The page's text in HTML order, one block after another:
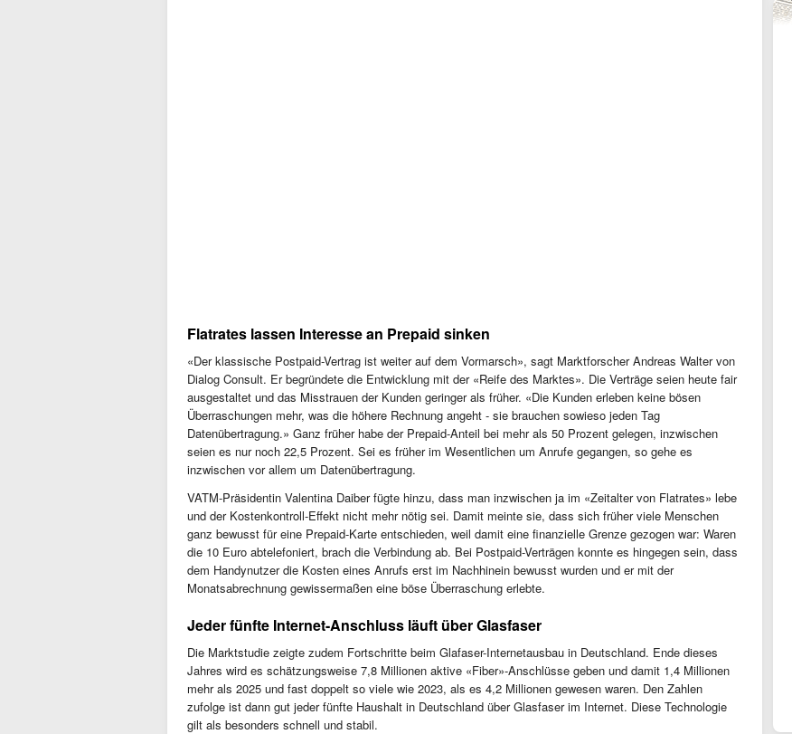
Flatrates lassen Interesse an Prepaid sinken
«Der klassische Postpaid-Vertrag ist weiter auf dem Vormarsch», sagt Marktforscher Andreas Walter von
Dialog Consult. Er begründete die Entwicklung mit der «Reife des Marktes». Die Verträge seien heute fair
ausgestaltet und das Misstrauen der Kunden geringer als früher. «Die Kunden erleben keine bösen
Überraschungen mehr, was die höhere Rechnung angeht - sie brauchen sowieso jeden Tag
Datenübertragung.» Ganz früher habe der Prepaid-Anteil bei mehr als 50 Prozent gelegen, inzwischen
seien es nur noch 22,5 Prozent. Sei es früher im Wesentlichen um Anrufe gegangen, so gehe es
inzwischen vor allem um Datenübertragung.
VATM-Präsidentin Valentina Daiber fügte hinzu, dass man inzwischen ja im «Zeitalter von Flatrates» lebe
und der Kostenkontroll-Effekt nicht mehr nötig sei. Damit meinte sie, dass sich früher viele Menschen
ganz bewusst für eine Prepaid-Karte entschieden, weil damit eine finanzielle Grenze gezogen war: Waren
die 10 Euro abtelefoniert, brach die Verbindung ab. Bei Postpaid-Verträgen konnte es hingegen sein, dass
dem Handynutzer die Kosten eines Anrufs erst im Nachhinein bewusst wurden und er mit der
Monatsabrechnung gewissermaßen eine böse Überraschung erlebte.
Jeder fünfte Internet-Anschluss läuft über Glasfaser
Die Marktstudie zeigte zudem Fortschritte beim Glafaser-Internetausbau in Deutschland. Ende dieses
Jahres wird es schätzungsweise 7,8 Millionen aktive «Fiber»-Anschlüsse geben und damit 1,4 Millionen
mehr als 2025 und fast doppelt so viele wie 2023, als es 4,2 Millionen gewesen waren. Den Zahlen
zufolge ist dann gut jeder fünfte Haushalt in Deutschland über Glasfaser im Internet. Diese Technologie
gilt als besonders schnell und stabil.